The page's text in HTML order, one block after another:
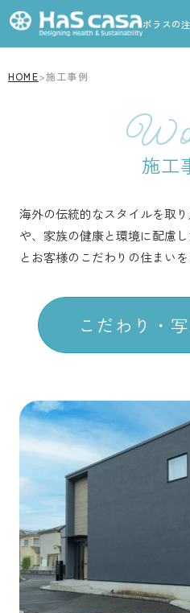
ポラスの
ハスカーサについて
商品ラインナップ
お客様の声
家づくりの流れ
会社概要
採用情報
各種お問い合わせ
カタログ請求
来場予約
イベント情報
お問い合わせ
HOME>施工事例
施工
海外の伝統的なスタイルを取
や、家族の健康と環境に配慮
とお客様のこだわりの住まいを
こだわり・
商品ラインナップ
Graxyz
Elle casa
デザインから探す
中庭・パティオ ヌック
和室・小上がり
ベ
ウォークインクローゼット
シューズインクローゼット
アーチ壁・R垂れ壁
狭小地・変形地
シン